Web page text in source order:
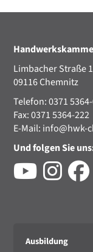
Limbacher Straße
09116 Chemnitz
Telefon: 0371
Fax: 0371 5364-222
E-Mail: info@hwk-
Und folgen Sie
Ausbildung